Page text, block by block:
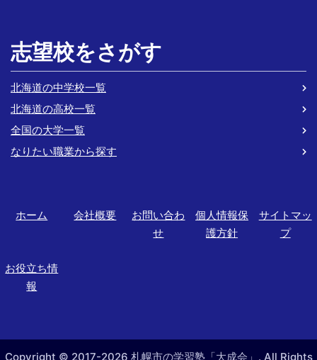
志望校をさがす
北海道の中学校一覧
北海道の高校一覧
全国の大学一覧
なりたい職業から探す
ホーム 会社概要
お問い合わ
せ
個人情報保
護方針
サイトマッ
プ
お役立ち情
報
Copyright © 2017-2026 札幌市の学習塾「大成会」. All Rights